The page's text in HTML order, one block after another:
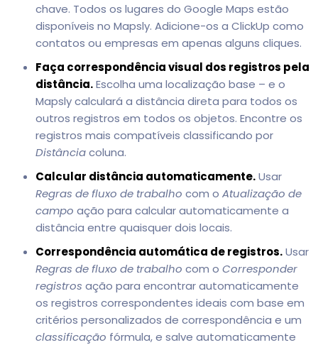
chave. Todos os lugares do Google Maps estão
disponíveis no Mapsly. Adicione-os a ClickUp como
contatos ou empresas em apenas alguns cliques.
Faça correspondência visual dos registros pela
distância.Escolha uma localização base – e o
Mapsly calculará a distância direta para todos os
outros registros em todos os objetos. Encontre os
registros mais compatíveis classificando por
Distânciacoluna.
Calcular distância automaticamente.Usar
Regras de fluxo de trabalho com o Atualização de
campo ação para calcular automaticamente a
distância entre quaisquer dois locais.
Correspondência automática de registros.Usar
Regras de fluxo de trabalho com o Corresponder
registros ação para encontrar automaticamente
os registros correspondentes ideais com base em
critérios personalizados de correspondência e um
classificação fórmula, e salve automaticamente